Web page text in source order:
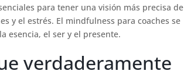
para tener una visión más precisa
y el estrés. El mindfulness para coaches se
esencia, el ser y el presente.
verdaderamente